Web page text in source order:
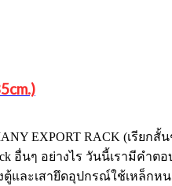
EXPORT RACK (เรีย
อื่นๆ อย่างไร วันนี้เรามีค
งตู้และเสายึดอุปกรณ์ใช้เห